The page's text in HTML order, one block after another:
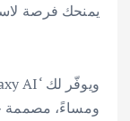
يمنحك فرصة
ومساءً، مصممة